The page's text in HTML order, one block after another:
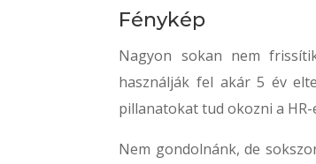
Fénykép
Nagyon sokan nem
használják fel akár 5 év
pillanatokat tud okozni a
Nem gondolnánk, de